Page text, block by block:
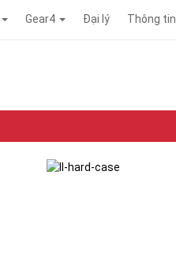
Gear4 Đại lý Thông tin